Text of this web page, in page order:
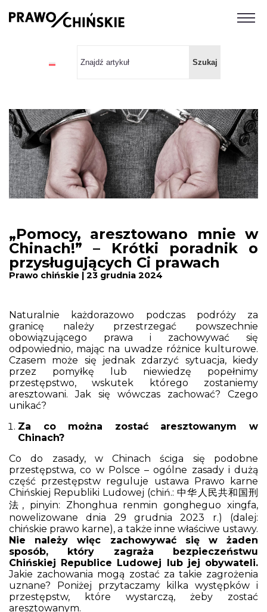
„Pomocy, aresztowano mnie w
Chinach!” – Krótki poradnik o
przysługujących Ci prawach
Prawo chińskie | 23 grudnia 2024
Naturalnie każdorazowo podczas podróży za
granicę należy przestrzegać powszechnie
obowiązującego prawa i zachowywać się
odpowiednio, mając na uwadze różnice kulturowe.
Czasem może się jednak zdarzyć sytuacja, kiedy
przez pomyłkę lub niewiedzę popełnimy
przestępstwo, wskutek którego zostaniemy
aresztowani. Jak się wówczas zachować? Czego
unikać?
Za co można zostać aresztowanym w
Chinach?
Co do zasady, w Chinach ściga się podobne
przestępstwa, co w Polsce – ogólne zasady i dużą
część przestępstw reguluje ustawa Prawo karne
Chińskiej Republiki Ludowej (chiń.: 中华人民共和国刑
法, pinyin: Zhonghua renmin gongheguo xingfa,
nowelizowane dnia 29 grudnia 2023 r.) (dalej:
chińskie prawo karne), a także inne właściwe ustawy.
Nie należy więc zachowywać się w żaden
sposób, który zagraża bezpieczeństwu
Chińskiej Republice Ludowej lub jej obywateli.
Jakie zachowania mogą zostać za takie zagrożenia
uznane? Poniżej przytaczamy kilka występków i
przestępstw, które wystarczą, żeby zostać
aresztowanym.